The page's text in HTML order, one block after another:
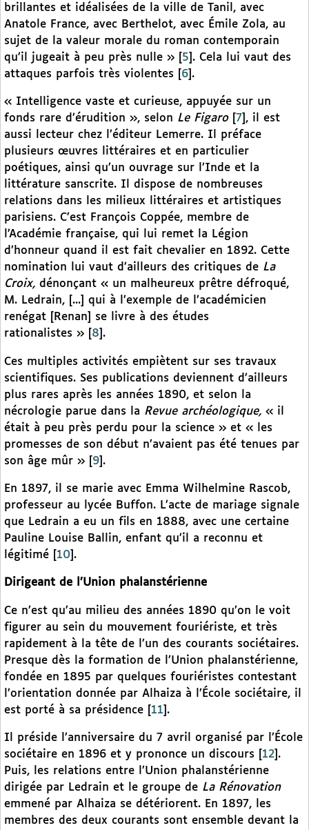
brillantes et idéalisées de la ville de Tanil, avec
Anatole France, avec Berthelot, avec Émile Zola, au
sujet de la valeur morale du roman contemporain
qu’il jugeait à peu près nulle »
5 . Cela lui vaut des
attaques parfois très violentes
6 .
« Intelligence vaste et curieuse, appuyée sur un
fonds rare d’érudition », selon Le Figaro[ 7 , il est
aussi lecteur chez l’éditeur Lemerre. Il préface
plusieurs œuvres littéraires et en particulier
poétiques, ainsi qu’un ouvrage sur l’Inde et la
littérature sanscrite. Il dispose de nombreuses
relations dans les milieux littéraires et artistiques
parisiens. C’est François Coppée, membre de
l’Académie française, qui lui remet la Légion
d’honneur quand il est fait chevalier en 1892. Cette
nomination lui vaut d’ailleurs des critiques de La
Croix, dénonçant « un malheureux prêtre défroqué,
M. Ledrain, [...] qui à l’exemple de l’académicien
renégat [Renan] se livre à des études
rationalistes »
8 .
Ces multiples activités empiètent sur ses travaux
scientifiques. Ses publications deviennent d’ailleurs
plus rares après les années 1890, et selon la
nécrologie parue dans la Revue archéologique, « il
était à peu près perdu pour la science » et « les
promesses de son début n’avaient pas été tenues par
son âge mûr »
9 .
En 1897, il se marie avec Emma Wilhelmine Rascob,
professeur au lycée Buffon. L’acte de mariage signale
que Ledrain a eu un fils en 1888, avec une certaine
Pauline Louise Ballin, enfant qu’il a reconnu et
légitimé
10 .
Dirigeant de l’Union phalanstérienne
Ce n’est qu’au milieu des années 1890 qu’on le voit
figurer au sein du mouvement fouriériste, et très
rapidement à la tête de l’un des courants sociétaires.
Presque dès la formation de l’Union phalanstérienne,
fondée en 1895 par quelques fouriéristes contestant
l’orientation donnée par Alhaiza à l’École sociétaire, il
est porté à sa présidence
11 .
Il préside l’anniversaire du 7 avril organisé par l’École
sociétaire en 1896 et y prononce un discours
12 .
Puis, les relations entre l’Union phalanstérienne
dirigée par Ledrain et le groupe de La Rénovation
emmené par Alhaiza se détériorent. En 1897, les
membres des deux courants sont ensemble devant la